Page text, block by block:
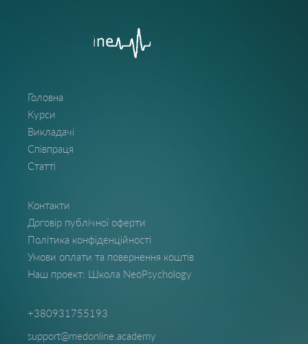
Головна
Курси
Викладачі
Співпраця
Статті
Контакти
Договір публічної оферти
Політика конфіденційності
Умови оплати та повернення коштів
Наш проект: Школа NeoPsychology
+380931755193
support@medonline.academy